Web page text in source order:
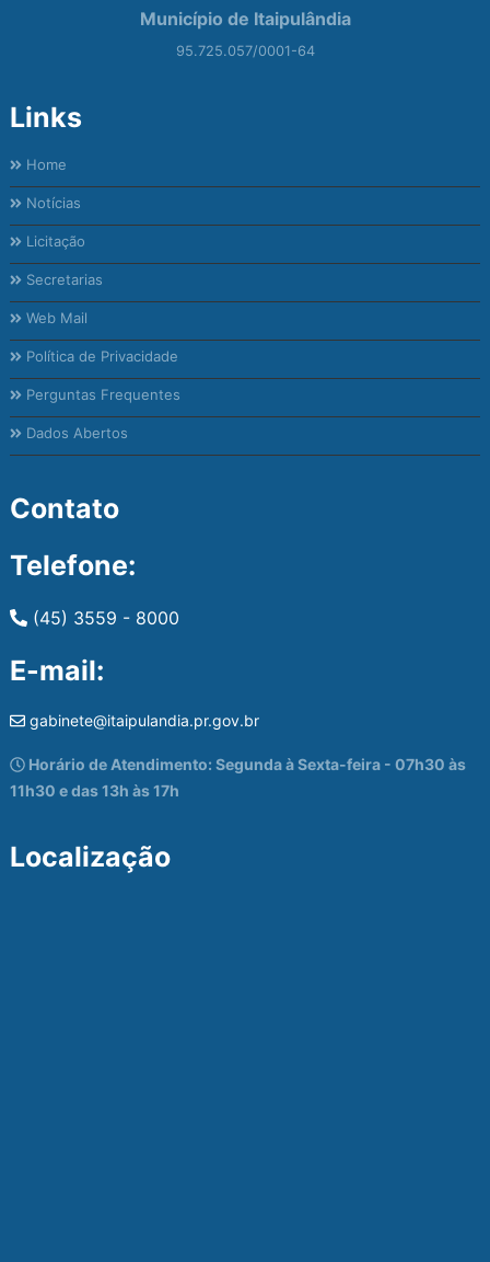
Município de Itaipulândia
95.725.057/0001-64
Links
Home
Notícias
Licitação
Secretarias
Web Mail
Política de Privacidade
Perguntas Frequentes
Dados Abertos
Contato
Telefone:
(45) 3559 - 8000
E-mail:
gabinete@itaipulandia.pr.gov.br
Horário de Atendimento: Segunda à Sexta-feira - 07h30 às
11h30 e das 13h às 17h
Localização